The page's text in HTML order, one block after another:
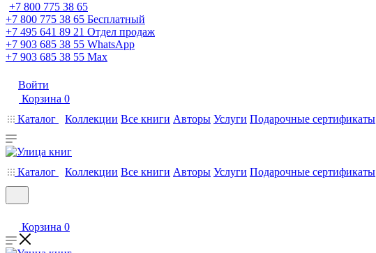
+7 800 775 38 65
+7 800 775 38 65 Бесплатный
+7 495 641 89 21 Отдел продаж
+7 903 685 38 55 WhatsApp
+7 903 685 38 55 Max
Войти
Корзина 0
Каталог
Коллекции Все книги Авторы Услуги Подарочные сертификаты
Каталог Коллекции Все книги Авторы Услуги Подарочные сертификаты
Корзина 0